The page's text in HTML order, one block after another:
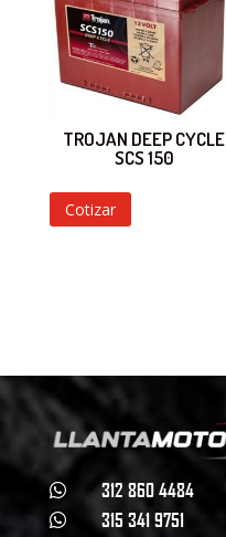
TROJAN DEEP CYCLE
SCS 150
Cotizar
 312 860 4484
 315 341 9751